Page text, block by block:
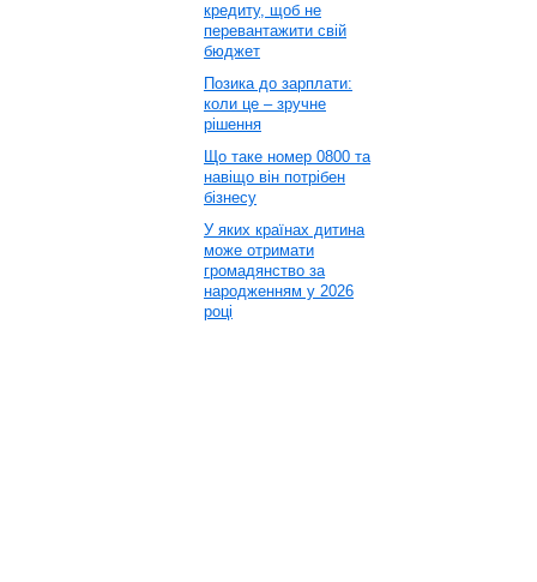
кредиту, щоб не
перевантажити свій
бюджет
Позика до зарплати:
коли це – зручне
рішення
Що таке номер 0800 та
навіщо він потрібен
бізнесу
У яких країнах дитина
може отримати
громадянство за
народженням у 2026
році